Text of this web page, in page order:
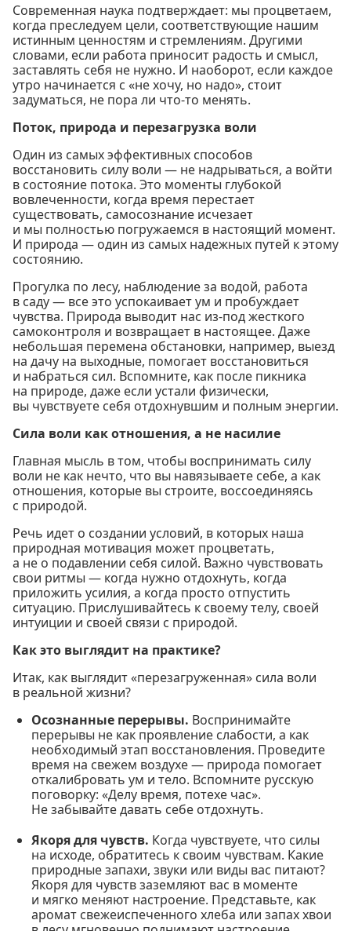
Современная наука подтверждает: мы процветаем,
когда преследуем цели, соответствующие нашим
истинным ценностям и стремлениям. Другими
словами, если работа приносит радость и смысл,
заставлять себя не нужно. И наоборот, если каждое
утро начинается с «не хочу, но надо», стоит
задуматься, не пора ли что-то менять.
Поток, природа и перезагрузка воли
Один из самых эффективных способов
восстановить силу воли — не надрываться, а войти
в состояние потока. Это моменты глубокой
вовлеченности, когда время перестает
существовать, самосознание исчезает
и мы полностью погружаемся в настоящий момент.
И природа — один из самых надежных путей к этому
состоянию.
Прогулка по лесу, наблюдение за водой, работа
в саду — все это успокаивает ум и пробуждает
чувства. Природа выводит нас из-под жесткого
самоконтроля и возвращает в настоящее. Даже
небольшая перемена обстановки, например, выезд
на дачу на выходные, помогает восстановиться
и набраться сил. Вспомните, как после пикника
на природе, даже если устали физически,
вы чувствуете себя отдохнувшим и полным энергии.
Сила воли как отношения, а не насилие
Главная мысль в том, чтобы воспринимать силу
воли не как нечто, что вы навязываете себе, а как
отношения, которые вы строите, воссоединяясь
с природой.
Речь идет о создании условий, в которых наша
природная мотивация может процветать,
а не о подавлении себя силой. Важно чувствовать
свои ритмы — когда нужно отдохнуть, когда
приложить усилия, а когда просто отпустить
ситуацию. Прислушивайтесь к своему телу, своей
интуиции и своей связи с природой.
Как это выглядит на практике?
Итак, как выглядит «перезагруженная» сила воли
в реальной жизни?
Осознанные перерывы. Воспринимайте
перерывы не как проявление слабости, а как
необходимый этап восстановления. Проведите
время на свежем воздухе — природа помогает
откалибровать ум и тело. Вспомните русскую
поговорку: «Делу время, потехе час».
Не забывайте давать себе отдохнуть.
Якоря для чувств. Когда чувствуете, что силы
на исходе, обратитесь к своим чувствам. Какие
природные запахи, звуки или виды вас питают?
Якоря для чувств заземляют вас в моменте
и мягко меняют настроение. Представьте, как
аромат свежеиспеченного хлеба или запах хвои